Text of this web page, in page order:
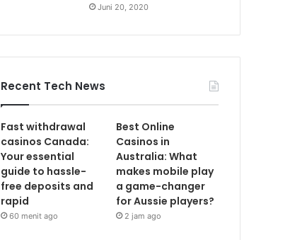
Juni 20, 2020
Recent Tech News
Fast withdrawal
casinos Canada:
Your essential
guide to hassle-
free deposits and
rapid
60 menit ago
Best Online
Casinos in
Australia: What
makes mobile play
a game-changer
for Aussie players?
2 jam ago